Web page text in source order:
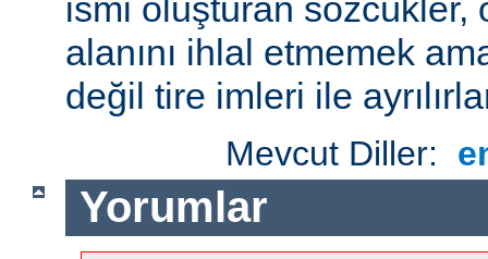
ismi oluşturan sözcükler,
alanını ihlal etmemek
değil tire imleri ile
Mevcut Diller:
Yorumlar